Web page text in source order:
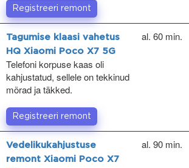
Registreeri remont
Tagumise klaasi vahetus
HQ Xiaomi Poco X7 5G
Telefoni korpuse kaas oli
kahjustatud, sellele on tekkinud
mõrad ja täkked.
al. 60 min.
Registreeri remont
Vedelikukahjustuse
remont Xiaomi Poco X7
al. 90 min.